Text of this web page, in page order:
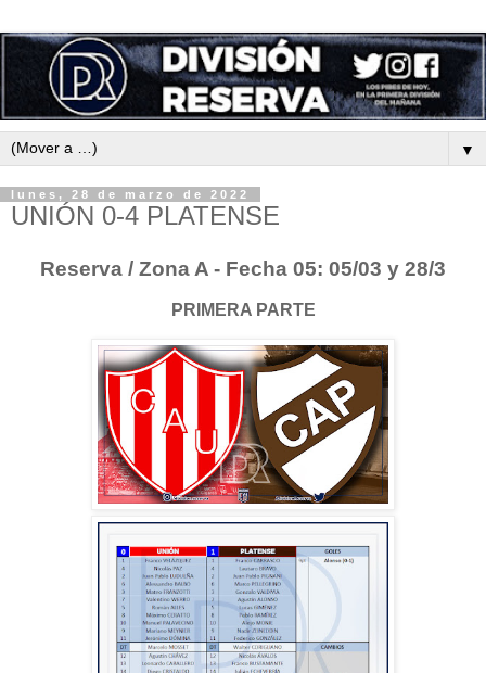
▼
lunes, 28 de marzo de 2022
UNIÓN 0-4 PLATENSE
Reserva / Zona A - Fecha 05: 05/03 y 28/3
PRIMERA PARTE